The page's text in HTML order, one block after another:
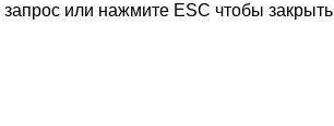
или нажмите ESC чтобы закрыть